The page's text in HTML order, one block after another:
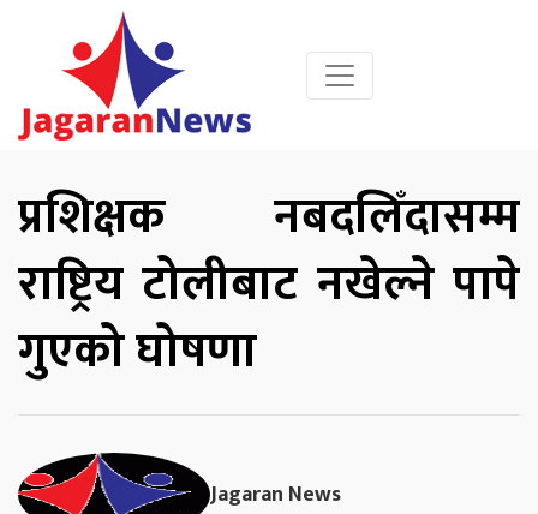
प्रशिक्षक नबदलिँदासम्म
राष्ट्रिय टोलीबाट नखेल्ने पापे
गुएको घोषणा
Jagaran News